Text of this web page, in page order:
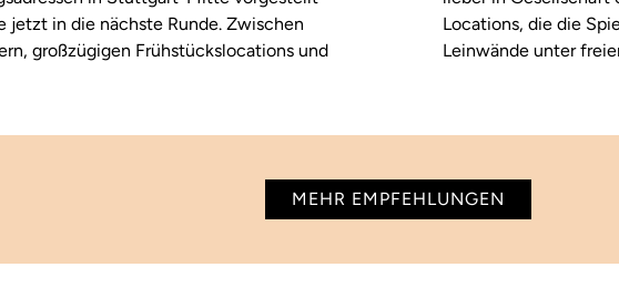
jetzt in die nächste Runde. Zwischen
großzügigen Frühstückslocations und
Locations, die die
Leinwände unter
MEHR EMPFEHLUNGEN